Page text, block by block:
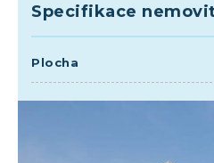
Specifikace
Plocha